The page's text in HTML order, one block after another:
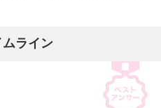
ライン